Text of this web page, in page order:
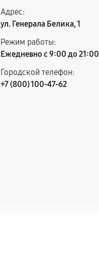
Адрес:
ул. Генерала Белика, 1
Режим работы:
Ежедневно с 9:00 до 21:00
Городской телефон:
+7 (800) 100-47-62